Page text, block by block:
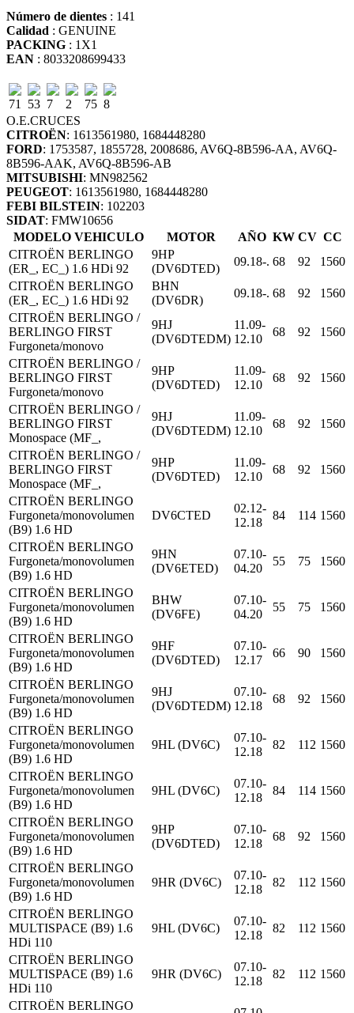
Número de dientes : 141
Calidad : GENUINE
PACKING : 1X1
EAN : 8033208699433
71 53 7 2 75 8
O.E.CRUCES
CITROËN: 1613561980, 1684448280
FORD: 1753587, 1855728, 2008686, AV6Q-8B596-AA, AV6Q-
8B596-AAK, AV6Q-8B596-AB
MITSUBISHI: MN982562
PEUGEOT: 1613561980, 1684448280
FEBI BILSTEIN: 102203
SIDAT: FMW10656
MODELO VEHICULO
MOTOR AÑO KW CV CC
CITROËN BERLINGO
(ER_, EC_) 1.6 HDi 92
9HP
(DV6DTED)
09.18-. 68 92
1560
CITROËN BERLINGO
(ER_, EC_) 1.6 HDi 92
BHN
(DV6DR)
09.18-. 68 92
1560
CITROËN BERLINGO /
BERLINGO FIRST
Furgoneta/monovo
9HJ
(DV6DTEDM)
11.09-
12.10
68 92 1560
CITROËN BERLINGO /
BERLINGO FIRST
Furgoneta/monovo
9HP
(DV6DTED)
11.09-
12.10
68 92 1560
CITROËN BERLINGO /
BERLINGO FIRST
Monospace (MF_,
9HJ
(DV6DTEDM)
11.09-
12.10
68 92 1560
CITROËN BERLINGO /
BERLINGO FIRST
Monospace (MF_,
9HP
(DV6DTED)
11.09-
12.10
68 92 1560
CITROËN BERLINGO
Furgoneta/monovolumen
(B9) 1.6 HD
DV6CTED
02.12-
12.18
84 114 1560
CITROËN BERLINGO
Furgoneta/monovolumen
(B9) 1.6 HD
9HN
(DV6ETED)
07.10-
04.20
55 75 1560
CITROËN BERLINGO
Furgoneta/monovolumen
(B9) 1.6 HD
BHW
(DV6FE)
07.10-
04.20
55 75 1560
CITROËN BERLINGO
Furgoneta/monovolumen
(B9) 1.6 HD
9HF
(DV6DTED)
07.10-
12.17
66 90 1560
CITROËN BERLINGO
Furgoneta/monovolumen
(B9) 1.6 HD
9HJ
(DV6DTEDM)
07.10-
12.18
68 92 1560
CITROËN BERLINGO
Furgoneta/monovolumen
(B9) 1.6 HD
9HL (DV6C)
07.10-
12.18
82 112 1560
CITROËN BERLINGO
Furgoneta/monovolumen
(B9) 1.6 HD
9HL (DV6C)
07.10-
12.18
84 114 1560
CITROËN BERLINGO
Furgoneta/monovolumen
(B9) 1.6 HD
9HP
(DV6DTED)
07.10-
12.18
68 92 1560
CITROËN BERLINGO
Furgoneta/monovolumen
(B9) 1.6 HD
9HR (DV6C)
07.10-
12.18
82 112 1560
CITROËN BERLINGO
MULTISPACE (B9) 1.6
HDi 110
9HL (DV6C)
07.10-
12.18
82 112 1560
CITROËN BERLINGO
MULTISPACE (B9) 1.6
HDi 110
9HR (DV6C)
07.10-
12.18
82 112 1560
CITROËN BERLINGO